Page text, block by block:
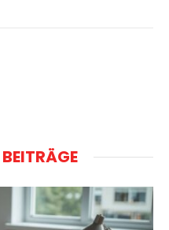
BEITRÄGE